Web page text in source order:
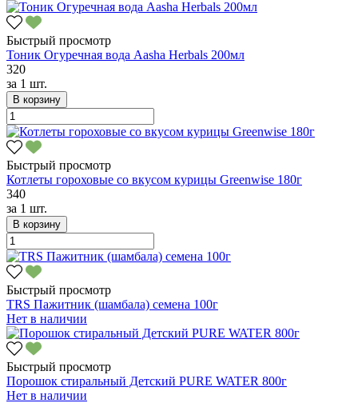
Быстрый просмотр
Тоник Огуречная вода Aasha Herbals 200мл
320
за 1 шт.
В корзину
Быстрый просмотр
Котлеты гороховые со вкусом курицы Greenwise 180г
340
за 1 шт.
В корзину
Быстрый просмотр
TRS Пажитник (шамбала) семена 100г
Нет в наличии
Быстрый просмотр
Порошок стиральный Детский PURE WATER 800г
Нет в наличии